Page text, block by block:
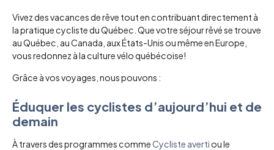
Vivez des vacances de rêve tout en contribuant directement à
la pratique cycliste du Québec. Que votre séjour rêvé se trouve
au Québec, au Canada, aux États-Unis ou même en Europe,
vous redonnez à la culture vélo québécoise!
Grâce à vos voyages, nous pouvons :
Éduquer les cyclistes d’aujourd’hui et de
demain
À travers des programmes commeCycliste averti ou le